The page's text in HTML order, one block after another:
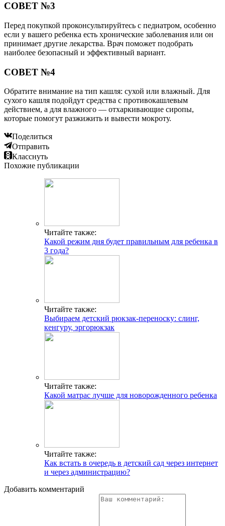
СОВЕТ №3
Перед покупкой проконсультируйтесь с педиатром, особенно
если у вашего ребенка есть хронические заболевания или он
принимает другие лекарства. Врач поможет подобрать
наиболее безопасный и эффективный вариант.
СОВЕТ №4
Обратите внимание на тип кашля: сухой или влажный. Для
сухого кашля подойдут средства с противокашлевым
действием, а для влажного — отхаркивающие сиропы,
которые помогут разжижить и вывести мокроту.
Поделиться
Отправить
Класснуть
Похожие публикации
Читайте также:
Какой режим дня будет правильным для ребенка в
3 года?
Читайте также:
Выбираем детский рюкзак-переноску: слинг,
кенгуру, эргорюкзак
Читайте также:
Какой матрас лучше для новорожденного ребенка
Читайте также:
Как встать в очередь в детский сад через интернет
и через администрацию?
Добавить комментарий